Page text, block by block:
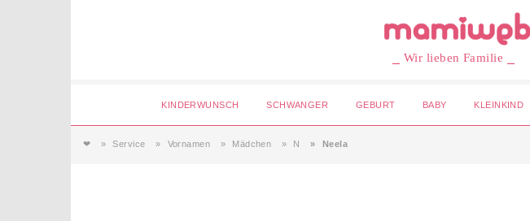
⎯ Wir lieben Familie ⎯
KINDERWUNSCH SCHWANGER GEBURT BABY KLEINKIND
❤ Service Vornamen Mädchen N Neela